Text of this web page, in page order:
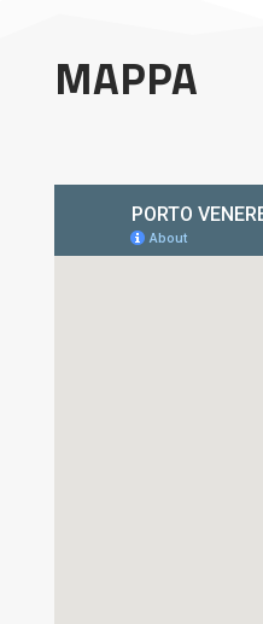
MAPPA